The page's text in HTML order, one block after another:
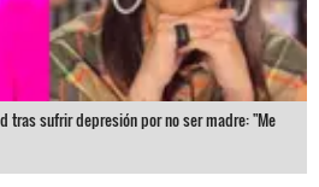
tras sufrir depresión por no ser madre: "Me